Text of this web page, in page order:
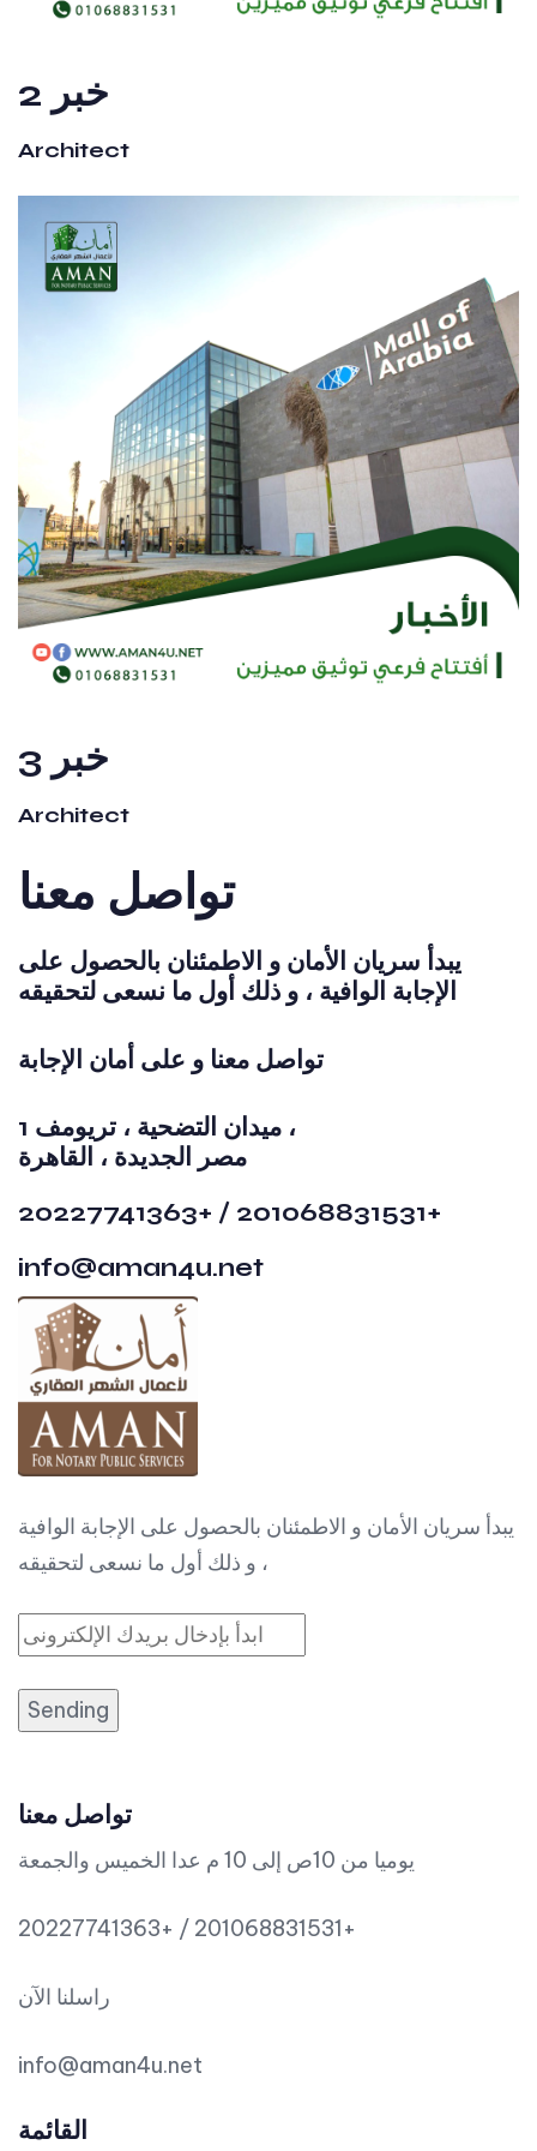
خبر 2
Architect
خبر 3
Architect
تواصل معنا
يبدأ سريان الأمان و الاطمئنان بالحصول على
الإجابة الوافية ، و ذلك أول ما نسعى لتحقيقه
تواصل معنا و على أمان الإجابة
1 ميدان التضحية ، تريومف ،
مصر الجديدة ، القاهرة
20227741363+ / 201068831531+
info@aman4u.net
يبدأ سريان الأمان و الاطمئنان بالحصول على الإجابة الوافية
، و ذلك أول ما نسعى لتحقيقه
Sending
تواصل معنا
يوميا من 10ص إلى 10 م عدا الخميس والجمعة
20227741363+ / 201068831531+
راسلنا الآن
info@aman4u.net
القائمة